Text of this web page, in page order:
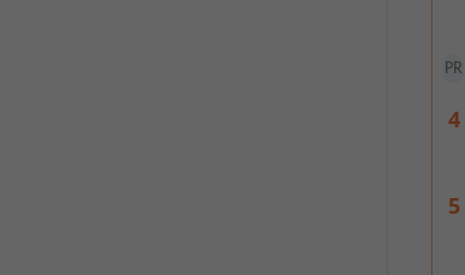
PR
4
5